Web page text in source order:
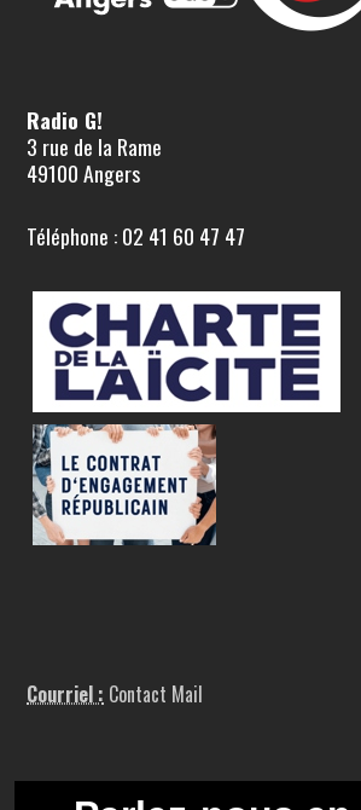
Radio G!
3 rue de la Rame
49100 Angers
Téléphone : 02 41 60 47 47
Courriel : Contact Mail